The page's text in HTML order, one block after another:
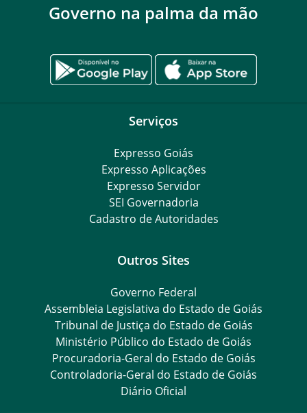
Governo na palma da mão
Serviços
Expresso Goiás
Expresso Aplicações
Expresso Servidor
SEI Governadoria
Cadastro de Autoridades
Outros Sites
Governo Federal
Assembleia Legislativa do Estado de Goiás
Tribunal de Justiça do Estado de Goiás
Ministério Público do Estado de Goiás
Procuradoria-Geral do Estado de Goiás
Controladoria-Geral do Estado de Goiás
Diário Oficial